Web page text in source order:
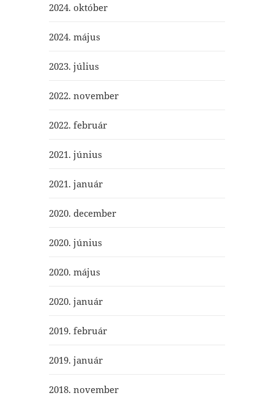
2024. október
2024. május
2023. július
2022. november
2022. február
2021. június
2021. január
2020. december
2020. június
2020. május
2020. január
2019. február
2019. január
2018. november